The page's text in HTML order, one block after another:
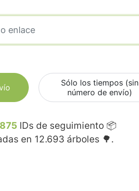
Sólo los tiempos (sin
número de envío)
IDs de seguimiento 📦
en 12.693 árboles 🌳.